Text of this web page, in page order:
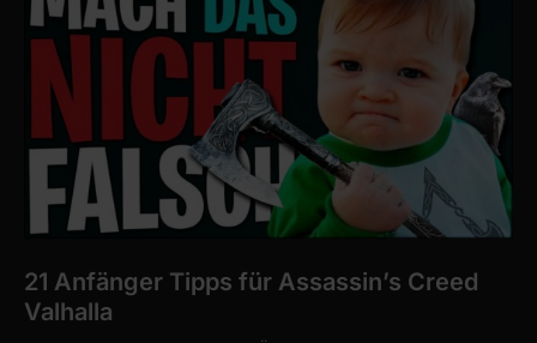
21 Anfänger Tipps für Assassin’s Creed
Valhalla